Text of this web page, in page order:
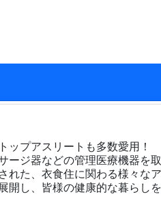
ップアスリートも多数愛用！
ジ器などの管理医療機器を取
れた、衣食住に関わる様々な
し、皆様の健康的な暮らしを